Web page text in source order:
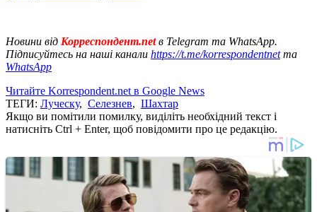
Новини від Корреспондент.netв Telegram та WhatsApp.
Підписуйтесь на наші канали https://t.me/korrespondentnetта
WhatsApp
Читайте Korrespondent.net в Google News
ТЕГИ: Луческу, Селезнев, Шахтар
Якщо ви помітили помилку, виділіть необхідний текст і
натисніть Ctrl + Enter, щоб повідомити про це редакцію.